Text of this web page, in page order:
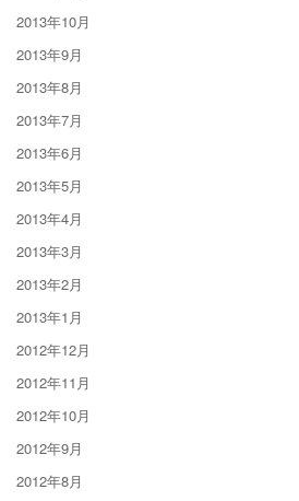
2013年10月
2013年9月
2013年8月
2013年7月
2013年6月
2013年5月
2013年4月
2013年3月
2013年2月
2013年1月
2012年12月
2012年11月
2012年10月
2012年9月
2012年8月